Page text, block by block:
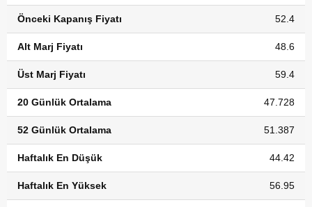
Önceki Kapanış Fiyatı 52.4
Alt Marj Fiyatı 48.6
Üst Marj Fiyatı 59.4
20 Günlük Ortalama 47.728
52 Günlük Ortalama 51.387
Haftalık En Düşük 44.42
Haftalık En Yüksek 56.95